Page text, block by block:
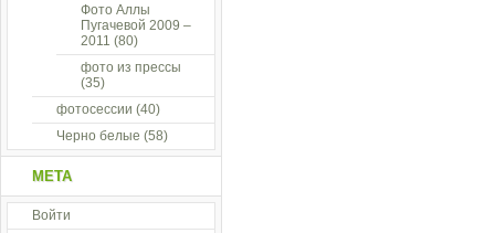
Фото Аллы
Пугачевой 2009 –
2011 (80)
фото из прессы
(35)
фотосессии (40)
Черно белые (58)
МЕТА
Войти